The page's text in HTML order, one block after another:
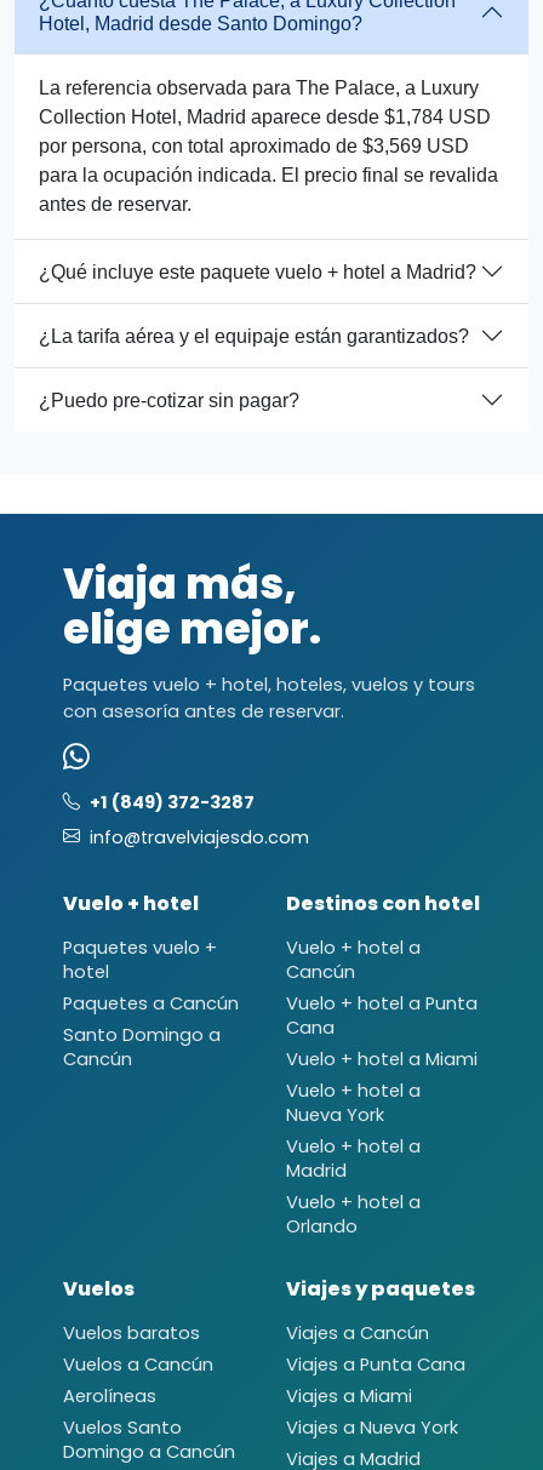
Hotel, Madrid desde Santo Domingo?
La referencia observada para The Palace, a Luxury
Collection Hotel, Madrid aparece desde $1,784 USD
por persona, con total aproximado de $3,569 USD
para la ocupación indicada. El precio final se revalida
antes de reservar.
¿Qué incluye este paquete vuelo + hotel a Madrid?
¿La tarifa aérea y el equipaje están garantizados?
¿Puedo pre-cotizar sin pagar?
Viaja más,
elige mejor.
Paquetes vuelo + hotel, hoteles, vuelos y tours
con asesoría antes de reservar.
+1 (849) 372-3287
info@travelviajesdo.com
Vuelo + hotel
Paquetes vuelo +
hotel
Paquetes a Cancún
Santo Domingo a
Cancún
Destinos con hotel
Vuelo + hotel a
Cancún
Vuelo + hotel a Punta
Cana
Vuelo + hotel a Miami
Vuelo + hotel a
Nueva York
Vuelo + hotel a
Madrid
Vuelo + hotel a
Orlando
Vuelos
Vuelos baratos
Vuelos a Cancún
Aerolíneas
Vuelos Santo
Domingo a Cancún
Viajes y paquetes
Viajes a Cancún
Viajes a Punta Cana
Viajes a Miami
Viajes a Nueva York
Viajes a Madrid